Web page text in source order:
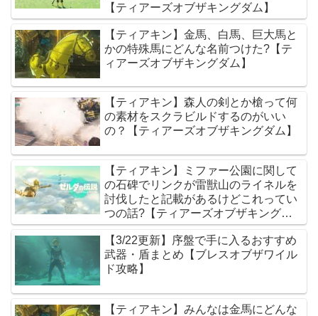
【ティアーズオブザキングダム】
【ティアキン】金馬、白馬、巨大馬と
かの特殊馬にどんな名前つけた?【テ
ィアーズオブザキングダム】
【ティアキン】森人の剣とか槍って何
の素材をスクラビルドするのがいい
の？【ティアーズオブザキングダム】
【ティアキン】ミファー公園に関して
の石碑でリンクが雷獣山のライネルを
討伐したと記載があるけどこれってい
つの話?【ティアーズオブザキングダ
ム】
【3/22更新】序盤で手に入るおすすめ
武器・盾まとめ【ブレスオブザワイル
ド攻略】
【ティアキン】みんなは金馬にどんな